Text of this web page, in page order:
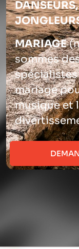
DANSEURS,
MARIAGE
sommes
mariage
musique et